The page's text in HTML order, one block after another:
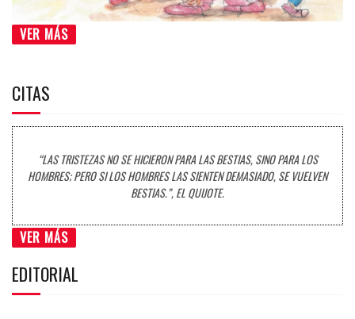
VER MÁS
CITAS
“LAS TRISTEZAS NO SE HICIERON PARA LAS BESTIAS, SINO PARA LOS
HOMBRES; PERO SI LOS HOMBRES LAS SIENTEN DEMASIADO, SE VUELVEN
BESTIAS.”, EL QUIJOTE.
VER MÁS
EDITORIAL